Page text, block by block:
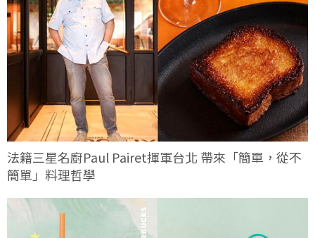
法籍三星名廚Paul Pairet揮軍台北 帶來「簡單，從不
簡單」料理哲學